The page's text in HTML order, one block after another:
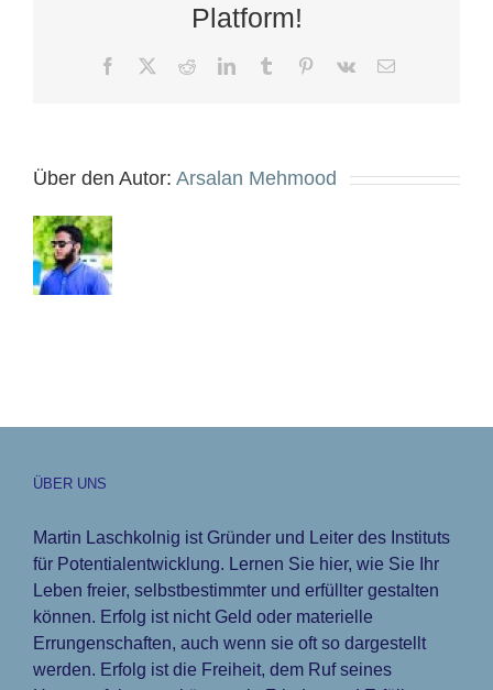
Platform!
Facebook RedditLinkedInTumblr Pinterest
Vk
E-
Über den Autor: Arsalan Mehmood
ÜBER UNS
Martin Laschkolnig ist Gründer und Leiter des Instituts
für Potentialentwicklung. Lernen Sie hier, wie Sie Ihr
Leben freier, selbstbestimmter und erfüllter gestalten
können. Erfolg ist nicht Geld oder materielle
Errungenschaften, auch wenn sie oft so dargestellt
werden. Erfolg ist die Freiheit, dem Ruf seines